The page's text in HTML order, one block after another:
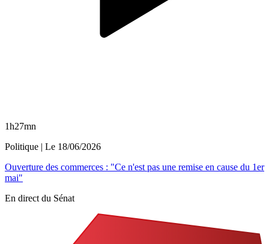
1h27mn
Politique | Le 18/06/2026
Ouverture des commerces : "Ce n'est pas une remise en cause du 1er
mai"
En direct du Sénat